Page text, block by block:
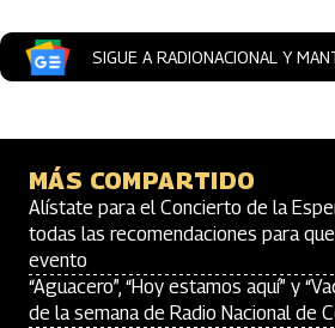
SIGUE A RADIONACIONAL Y
MÁS COMPARTIDO
Alístate para el Concierto de la
todas las recomendaciones para
evento
“Aguacero”, “Hoy estamos aquí” y
de la semana de Radio Nacional de